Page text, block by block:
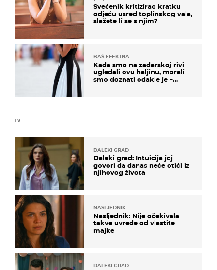
TV
DALEKI GRAD
Daleki grad: Intuicija joj
govori da danas neće otići iz
njihovog života
NASLJEDNIK
Nasljednik: Nije očekivala
takve uvrede od vlastite
majke
DALEKI GRAD
Svećenik kritizirao kratku
odjeću usred toplinskog vala,
slažete li se s njim?
BAŠ EFEKTNA
Kada smo na zadarskoj rivi
ugledali ovu haljinu, morali
smo doznati odakle je –